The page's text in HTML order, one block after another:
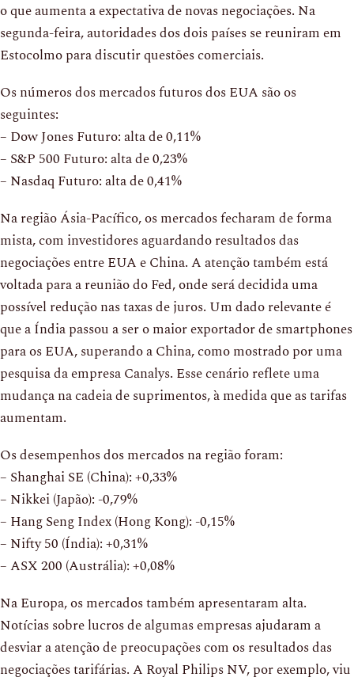
o que aumenta a expectativa de novas negociações. Na
segunda-feira, autoridades dos dois países se reuniram em
Estocolmo para discutir questões comerciais.
Os números dos mercados futuros dos EUA são os
seguintes:
– Dow Jones Futuro: alta de 0,11%
– S&P 500 Futuro: alta de 0,23%
– Nasdaq Futuro: alta de 0,41%
Na região Ásia-Pacífico, os mercados fecharam de forma
mista, com investidores aguardando resultados das
negociações entre EUA e China. A atenção também está
voltada para a reunião do Fed, onde será decidida uma
possível redução nas taxas de juros. Um dado relevante é
que a Índia passou a ser o maior exportador de smartphones
para os EUA, superando a China, como mostrado por uma
pesquisa da empresa Canalys. Esse cenário reflete uma
mudança na cadeia de suprimentos, à medida que as tarifas
aumentam.
Os desempenhos dos mercados na região foram:
– Shanghai SE (China): +0,33%
– Nikkei (Japão): -0,79%
– Hang Seng Index (Hong Kong): -0,15%
– Nifty 50 (Índia): +0,31%
– ASX 200 (Austrália): +0,08%
Na Europa, os mercados também apresentaram alta.
Notícias sobre lucros de algumas empresas ajudaram a
desviar a atenção de preocupações com os resultados das
negociações tarifárias. A Royal Philips NV, por exemplo, viu